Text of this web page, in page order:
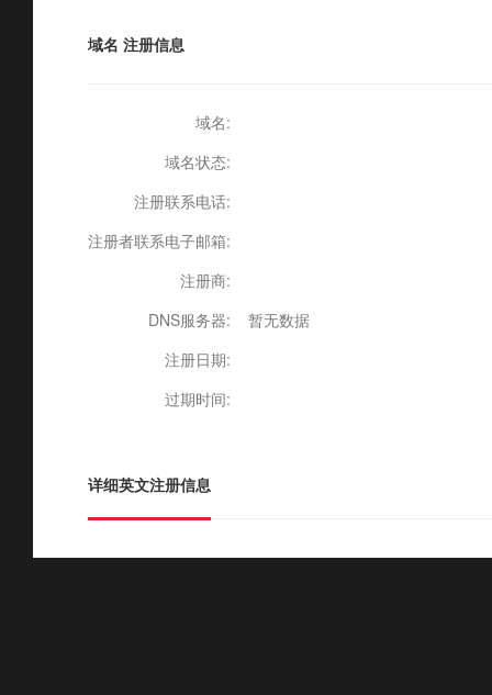
域名 注册信息
域名:
域名状态:
注册联系电话:
注册者联系电子邮箱:
注册商:
DNS服务器:
暂无数据
注册日期:
过期时间:
详细英文注册信息